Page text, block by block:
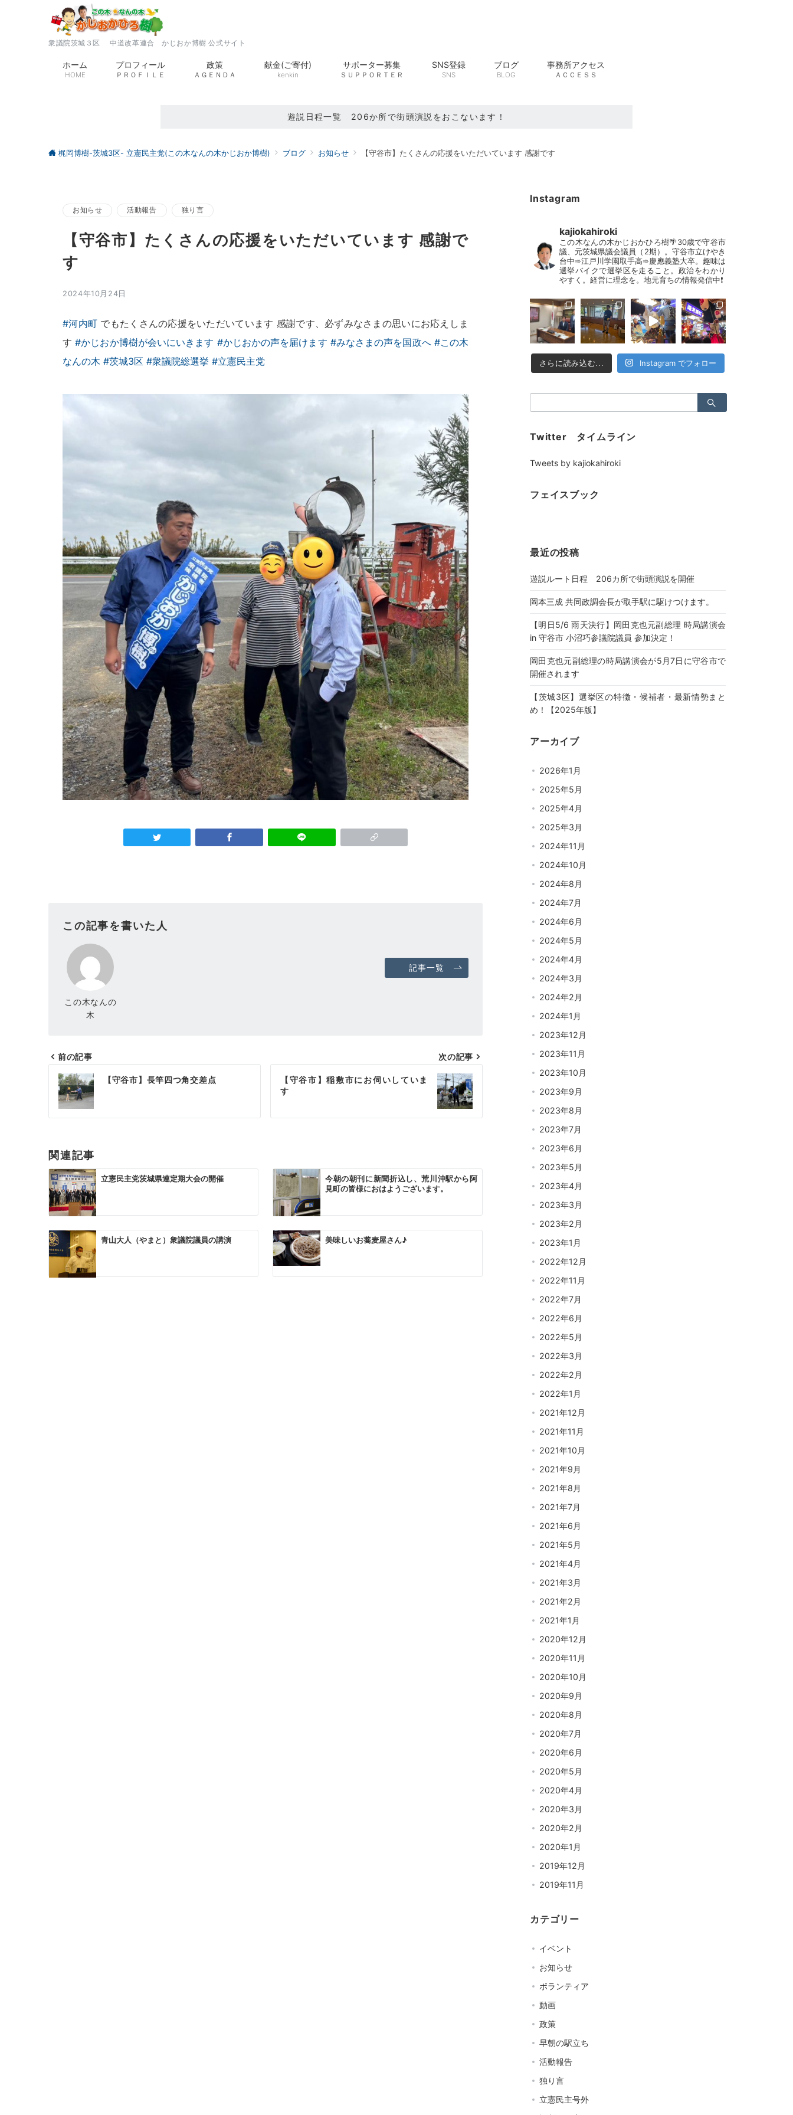
衆議院茨城３区 中道改革連合 かじおか博樹 公式サイト
ホーム
HOME
プロフィール
ＰＲＯＦＩＬＥ
政策
ＡＧＥＮＤＡ
献金(ご寄付)
kenkin
サポーター募集
ＳＵＰＰＯＲＴＥＲ
SNS登録
SNS
ブログ
BLOG
事務所アクセス
ＡＣＣＥＳＳ
遊説日程一覧 206か所で街頭演説をおこないます！
梶岡博樹-茨城3区- 立憲民主党(この木なんの木かじおか博樹) ブログ お知らせ 【守谷市】たくさんの応援をいただいています 感謝です
お知らせ 活動報告 独り言
【守谷市】たくさんの応援をいただいています 感謝で
す
2024年10月24日
#河内町 でもたくさんの応援をいただいています 感謝です、必ずみなさまの思いにお応えしま
す#かじおか博樹が会いにいきます #かじおかの声を届けます #みなさまの声を国政へ #この木
なんの木 #茨城3区 #衆議院総選挙 #立憲民主党
この記事を書いた人
この木なんの
木
記事一覧
投
稿
ナ
ゲ
ー
シ
ョ
ン
前の記事
【守谷市】長竿四つ角交差点
次の記事
【守谷市】稲敷市にお伺いしていま
す
関連記事
立憲民主党茨城県連定期大会の開催
今朝の朝刊に新聞折込し、荒川沖駅から阿
見町の皆様におはようございます。
青山大人（やまと）衆議院議員の講演 美味しいお蕎麦屋さん♪
Instagram
kajiokahiroki
この木なんの木かじおかひろ樹🌴30歳で守谷市
議、元茨城県議会議員（2期）。守谷市立けやき
台中➾江戸川学園取手高➾慶應義塾大卒。趣味は
選挙バイクで選挙区を走ること。政治をわかり
やすく。経営に理念を。地元育ちの情報発信中❗
さらに読み込む... Instagram でフォロー
索：
Twitter タイムライン
Tweets by kajiokahiroki
フェイスブック
最近の投稿
遊説ルート日程 206カ所で街頭演説を開催
岡本三成 共同政調会長が取手駅に駆けつけます。
【明日5/6 雨天決行】岡田克也元副総理 時局講演会
in 守谷市 小沼巧参議院議員 参加決定！
岡田克也元副総理の時局講演会が5月7日に守谷市で
開催されます
【茨城3区】選挙区の特徴・候補者・最新情勢まと
め！【2025年版】
アーカイブ
2026年1月
2025年5月
2025年4月
2025年3月
2024年11月
2024年10月
2024年8月
2024年7月
2024年6月
2024年5月
2024年4月
2024年3月
2024年2月
2024年1月
2023年12月
2023年11月
2023年10月
2023年9月
2023年8月
2023年7月
2023年6月
2023年5月
2023年4月
2023年3月
2023年2月
2023年1月
2022年12月
2022年11月
2022年7月
2022年6月
2022年5月
2022年3月
2022年2月
2022年1月
2021年12月
2021年11月
2021年10月
2021年9月
2021年8月
2021年7月
2021年6月
2021年5月
2021年4月
2021年3月
2021年2月
2021年1月
2020年12月
2020年11月
2020年10月
2020年9月
2020年8月
2020年7月
2020年6月
2020年5月
2020年4月
2020年3月
2020年2月
2020年1月
2019年12月
2019年11月
カテゴリー
イベント
お知らせ
ボランティア
動画
政策
早朝の駅立ち
活動報告
独り言
立憲民主号外